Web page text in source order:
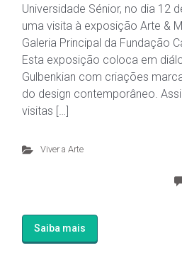
Universidade Sénior, no dia 12
uma visita à exposição Arte &
Galeria Principal da Fundação
Esta exposição coloca em
Gulbenkian com criações
do design contemporâneo.
visitas […]
Viver a Arte
Saiba mais